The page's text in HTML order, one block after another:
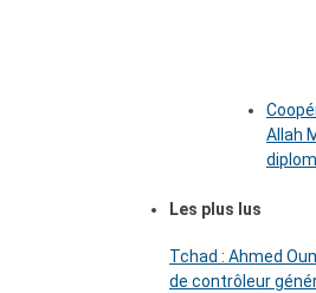
Allah
Les plus lus
Tchad : Ahmed
de contrôleur